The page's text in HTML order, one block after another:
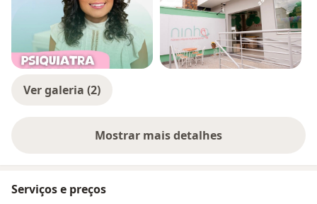
Ver galeria (2)
Mostrar mais detalhes
sobre a experiência
Serviços e preços